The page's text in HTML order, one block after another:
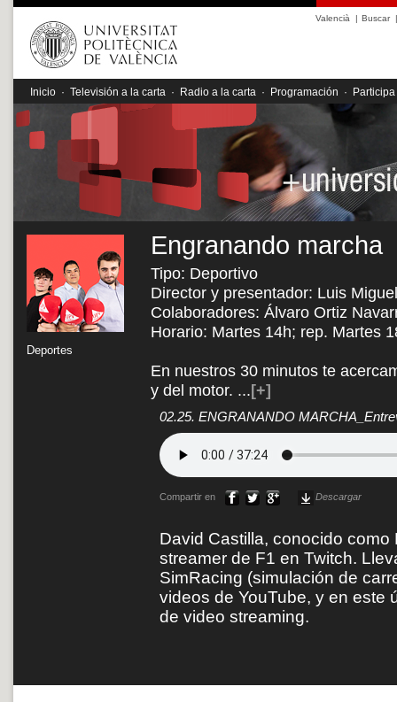
Valencià | Buscar|
Inicio · Televisión a la carta · Radio a la carta · Programación · Participa
Deportes
Engranando marcha
Tipo: Deportivo
Director y presentador: Luis
Colaboradores: Álvaro Ortiz
Horario: Martes 14h; rep. Martes
En nuestros 30 minutos te
y del motor. ...[+]
02.25. ENGRANANDO
Compartir en Descargar
David Castilla, conocido
streamer de F1 en Twitch.
SimRacing (simulación de
videos de YouTube, y en este
de video streaming.